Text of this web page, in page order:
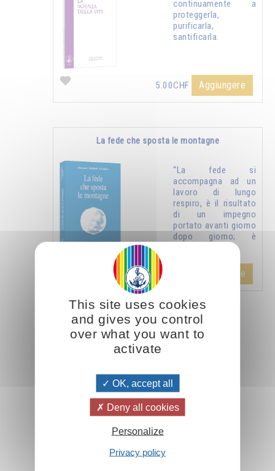
continuamente a
proteggerla,
purificarla,
santificarla.
5.00CHF Aggiungere
La fede che sposta le montagne
“La fede si
accompagna ad un
lavoro di lungo
respiro, è il risultato
di un impegno
portato avanti giorno
dopo giorno; è
qualche cosa di …
14.00CHF Aggiungere
Scoprite altri articoli su questo tema:
This site uses cookies
and gives you control
over what you want to
activate
OK, accept all
Deny all cookies
Personalize
Privacy policy